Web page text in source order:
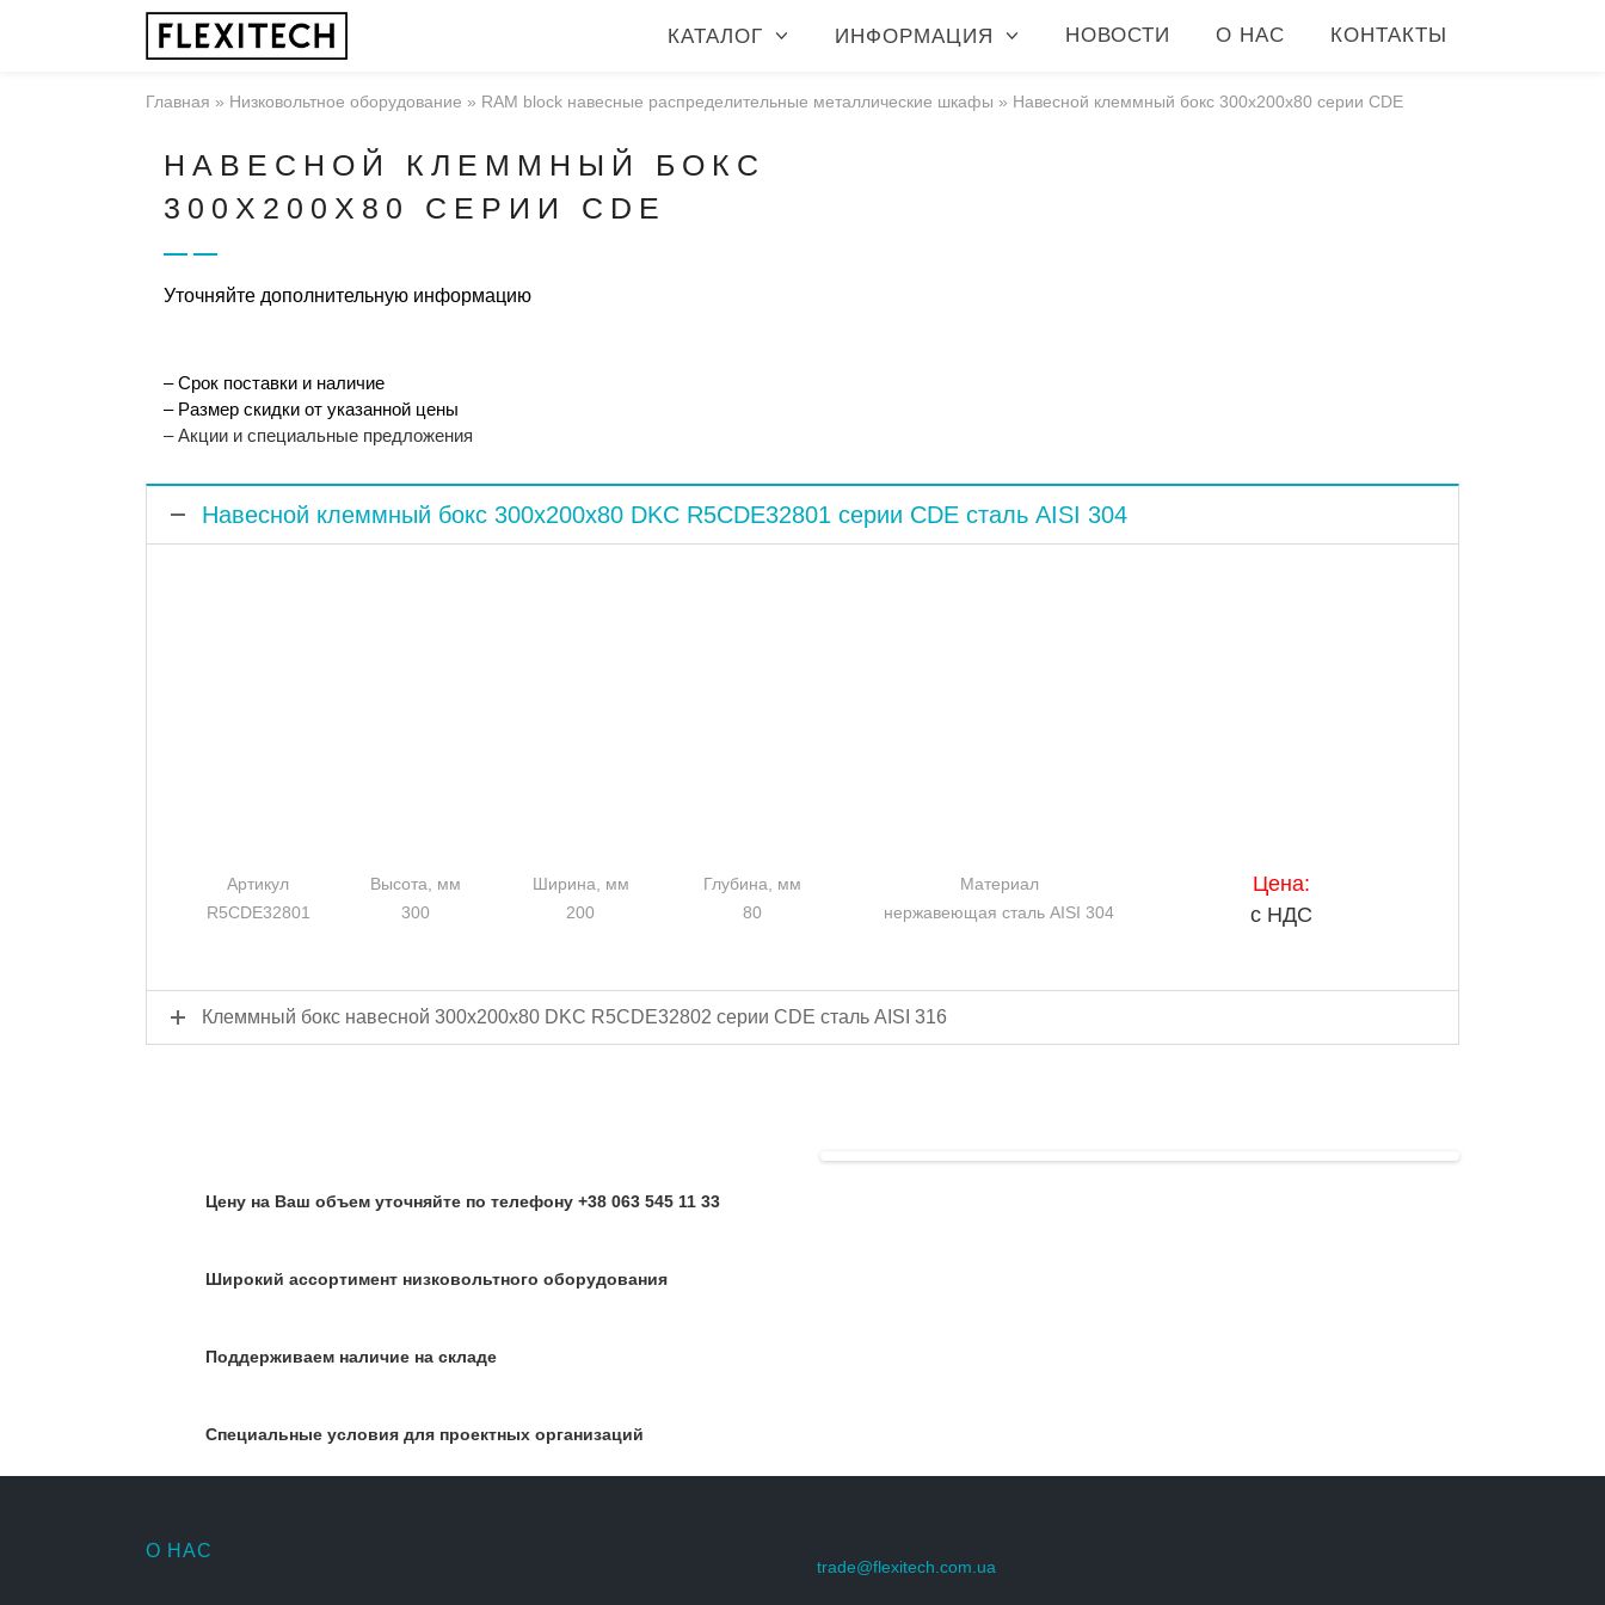
КАТАЛОГ ИНФОРМАЦИЯ НОВОСТИ О НАС КОНТАКТЫ
Главная » Низковольтное оборудование » RAM block навесные распределительные металлические шкафы » Навесной клеммный бокс 300x200x80 серии CDE
НАВЕСНОЙ КЛЕММНЫЙ БОКС
300X200X80 СЕРИИ CDE
Уточняйте дополнительную информацию
– Срок поставки и наличие
– Размер скидки от указанной цены
– Акции и специальные предложения
Навесной клеммный бокс 300x200x80 DKC R5CDE32801 серии CDE сталь AISI 304
Артикул Высота, мм Ширина, мм Глубина, мм
Материал
R5CDE32801
300 200 80 нержавеющая сталь AISI 304
Цена:
с НДС
Клеммный бокс навесной 300x200x80 DKC R5CDE32802 серии CDE сталь AISI 316
Цену на Ваш объем уточняйте по телефону +38 063 545 11 33
Широкий ассортимент низковольтного оборудования
Поддерживаем наличие на складе
Специальные условия для проектных организаций
О НАС
trade@flexitech.com.ua